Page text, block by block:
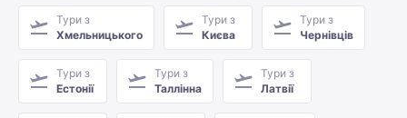
Тури з
Хмельницького
Тури з
Києва
Тури з
Чернівців
Тури з
Естонії
Тури з
Таллінна
Тури з
Латвії